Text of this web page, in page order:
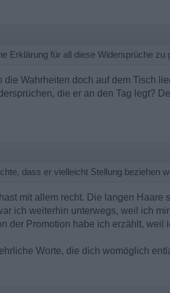
Erklärung für all diese Widersprüche zu
Wahrheiten doch auf dem Tisch
die er an den Tag legt?
dass er vielleicht Stellung beziehen
mit allem recht. Die langen Haare
ich weiterhin unterwegs, weil ich
der Promotion habe ich erzählt, weil
Worte, die dich womöglich